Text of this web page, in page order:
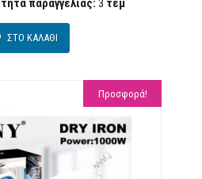
παραγγελίας: 3 τεμ
ΣΤΟ ΚΑΛΑΘΙ
Προσφορά!